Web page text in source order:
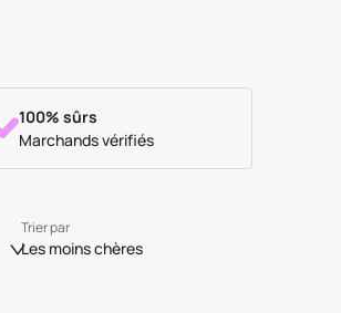
100% sûrs
Marchands vérifiés
Trier par
Les moins chères